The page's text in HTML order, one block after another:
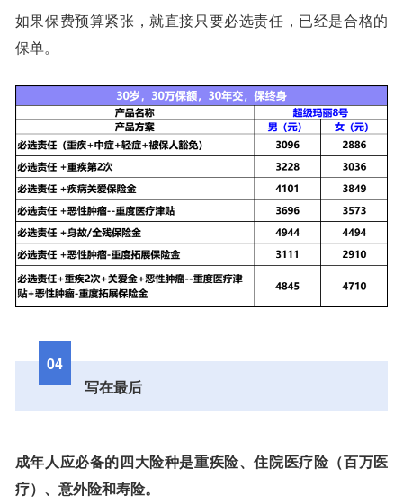
如果保费预算紧张，就直接只要必选责任，已经是合格的
保单。
04
写在最后
成年人应必备的四大险种是重疾险、住院医疗险（百万医
疗）、意外险和寿险。